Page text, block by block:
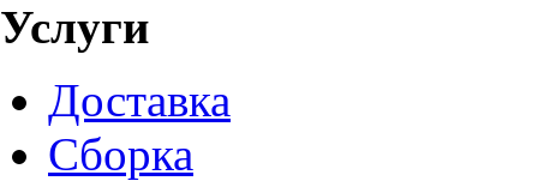
Услуги
Доставка
Сборка